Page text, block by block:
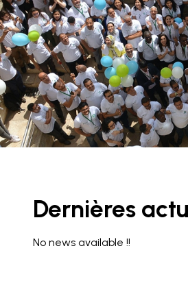
Dernières
No news available !!